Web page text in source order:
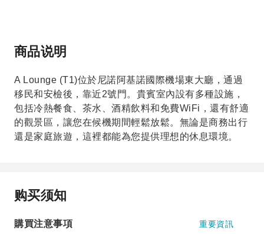
商品说明
A Lounge (T1)位於尼諾阿基諾國際機場東大廳，通過
移民和安檢後，靠近2號門。貴賓室內設有多種設施，
包括冷熱餐食、茶水、酒精飲料和免費WiFi，還有舒適
的觀景區，讓您在候機期間輕鬆放鬆。無論是商務出行
還是家庭旅遊，這裡都能為您提供理想的休息環境。
购买须知
購買注意事項 重要資訊